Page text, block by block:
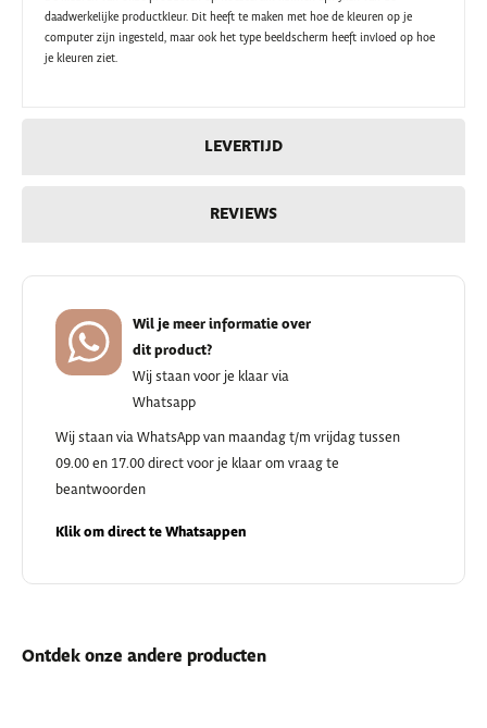
LEVERTIJD
REVIEWS
daadwerkelijke productkleur. Dit heeft te maken met hoe de kleuren op je
computer zijn ingesteld, maar ook het type beeldscherm heeft invloed op hoe
je kleuren ziet.
Wil je meer informatie over
dit product?
Wij staan voor je klaar via
Whatsapp
Wij staan via WhatsApp van maandag t/m vrijdag tussen
09.00 en 17.00 direct voor je klaar om vraag te
beantwoorden
Klik om direct te Whatsappen
Ontdek onze andere producten